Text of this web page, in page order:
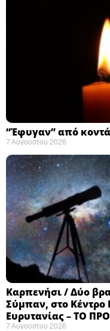
“Έφυγαν” από
7 Αυγούστου 2026
Καρπενήσι / Δύο
Σύμπαν, στο Κέντρο
Ευρυτανίας – ΤΟ
7 Αυγούστου 2026